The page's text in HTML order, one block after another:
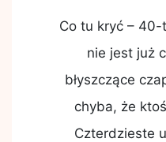
Co tu kryć –
nie jest już
błyszczące
chyba, że
Czterdzieste